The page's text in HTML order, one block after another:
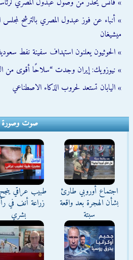
» أنباء عن فوز عبدول المصري بالترشح
ميشيغان
» الحوثيون يعلنون استهداف سفينة نفط
» نيوزويك: إيران وجدت “سلاحًا أقوى من
» اليابان تستعد لحروب الذكاء الاصطناعي
صوت وصورة
اجتماع أوروبي طارئ
بشأن الهجرة بعد واقعة
سبتة
طبيب عراقي
زراعة أنف في
بشري